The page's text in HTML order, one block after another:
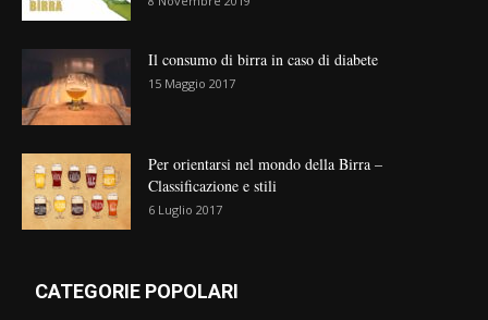
Il consumo di birra in caso di diabete
15 Maggio 2017
Per orientarsi nel mondo della Birra –
Classificazione e stili
6 Luglio 2017
CATEGORIE POPOLARI